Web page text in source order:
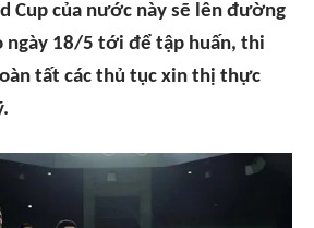
Cup của nước này sẽ lên đường
ngày 18/5 tới để tập huấn, thi
tất các thủ tục xin thị thực